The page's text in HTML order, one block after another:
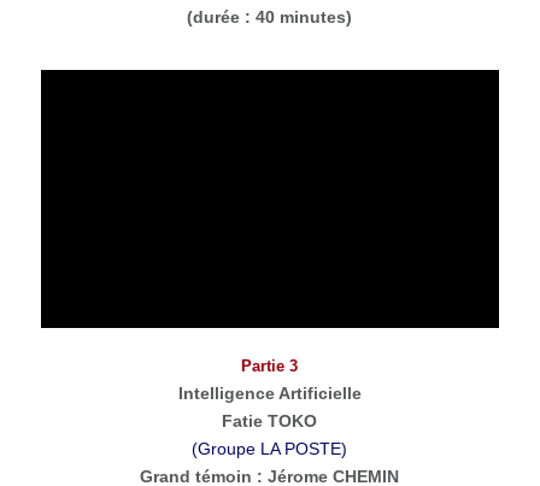
(durée : 40 minutes)
Partie 3
Intelligence Artificielle
Fatie TOKO
(Groupe LA POSTE)
Grand témoin : Jérome CHEMIN